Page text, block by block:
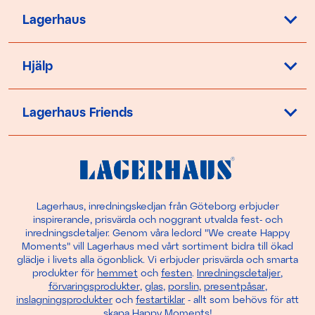
Lagerhaus
Hjälp
Lagerhaus Friends
Lagerhaus, inredningskedjan från Göteborg erbjuder
inspirerande, prisvärda och noggrant utvalda fest- och
inredningsdetaljer. Genom våra ledord "We create Happy
Moments" vill Lagerhaus med vårt sortiment bidra till ökad
glädje i livets alla ögonblick. Vi erbjuder prisvärda och smarta
produkter för hemmet och festen. Inredningsdetaljer,
förvaringsprodukter, glas, porslin, presentpåsar,
inslagningsprodukter och festartiklar - allt som behövs för att
skapa Happy Moments!